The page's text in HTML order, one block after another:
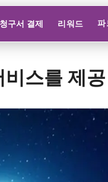
청구서 결제 리워드 파
비스를 제